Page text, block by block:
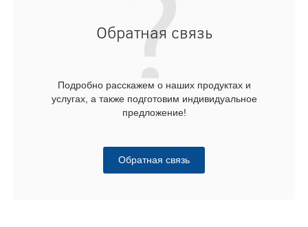
Обратная связь
Подробно расскажем о наших продуктах и
услугах, а также подготовим индивидуальное
предложение!
Обратная связь